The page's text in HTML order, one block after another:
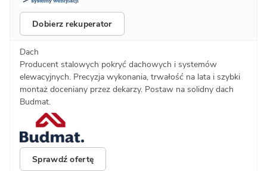
Dobierz rekuperator
Dach
Producent stalowych pokryć dachowych i systemów
elewacyjnych. Precyzja wykonania, trwałość na lata i szybki
montaż doceniany przez dekarzy. Postaw na solidny dach
Budmat.
Sprawdź ofertę